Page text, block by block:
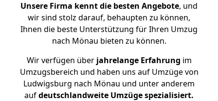
Unsere Firma kennt die besten Angebote, und
wir sind stolz darauf, behaupten zu können,
Ihnen die beste Unterstützung für Ihren Umzug
nach Mönau bieten zu können.
Wir verfügen überjahrelange Erfahrung im
Umzugsbereich und haben uns auf Umzüge von
Ludwigsburg nach Mönau und unter anderem
aufdeutschlandweite Umzüge spezialisiert.